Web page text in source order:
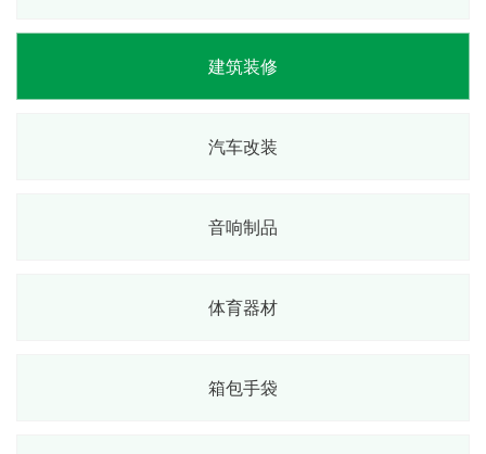
建筑装修
汽车改装
音响制品
体育器材
箱包手袋